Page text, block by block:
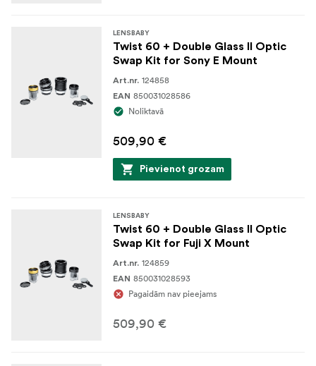
optiku. Pielāgotajā ieliktnī var ievietot līdz diviem
objektīvu korpusiem, savukārt futrālī var ievietot līdz
sešiem Optic Swap brīnumiem. Cietā olu kastes
oderējums nodrošina jūsu aprīkojuma drošību, savukārt
neilona siksniņas rokturis ar gumijas satvērienu nodrošina
LENSBABY
Twist 60 + Double Glass II Optic
Swap Kit for Sony E Mount
Art.nr. 124858
EAN 850031028586
Noliktavā
509,90 €
Pievienot grozam
LENSBABY
Twist 60 + Double Glass II Optic
Swap Kit for Fuji X Mount
Art.nr. 124859
EAN 850031028593
Pagaidām nav pieejams
509,90 €